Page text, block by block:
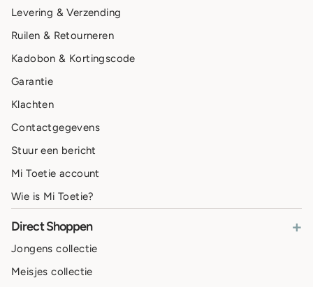
Levering & Verzending
Ruilen & Retourneren
Kadobon & Kortingscode
Garantie
Klachten
Contactgegevens
Stuur een bericht
Mi Toetie account
Wie is Mi Toetie?
Direct Shoppen +
Jongens collectie
Meisjes collectie